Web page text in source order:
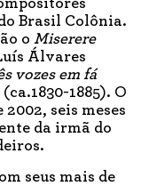
Brasil Colônia.
o Miserere
Álvares
vozes em fá
1885). O
seis meses
da irmã do
seus mais de